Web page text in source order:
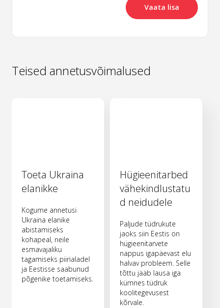
Vaata lisa
Teised annetusvõimalused
Toeta Ukraina
elanikke
Kogume annetusi
Ukraina elanike
abistamiseks
kohapeal, neile
esmavajaliku
tagamiseks piirialadel
ja Eestisse saabunud
põgenike toetamiseks.
Hügieenitarbed
vähekindlustatu
d neidudele
Paljude tüdrukute
jaoks siin Eestis on
hügieenitarvete
nappus igapäevast elu
halvav probleem. Selle
tõttu jääb lausa iga
kümnes tüdruk
koolitegevusest
kõrvale.